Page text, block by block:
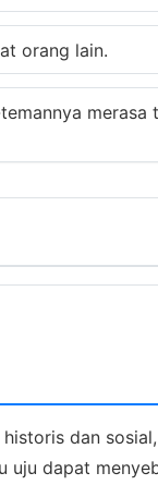
orang lain.
merasa
dan
dapat